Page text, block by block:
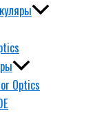
Optics